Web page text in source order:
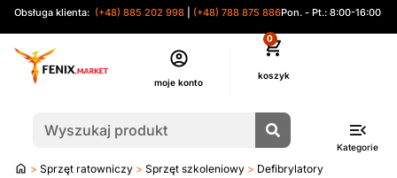
Obsługa klienta: (+48) 885 202 998 (+48) 788 875 886Pon. - Pt.: 8:00-16:00
moje konto
0
Kategorie
Strona
> Sprzęt ratowniczy > Sprzęt szkoleniowy > Defibrylatory